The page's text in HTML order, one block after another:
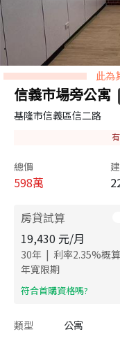
此為
信義市場旁公寓
基隆市信義區信二路
有
總價
598萬
房貸試算
19,430 元/月
30年 | 利率2.35%概算
年寬限期
​符合首購資格嗎?
類型 公寓